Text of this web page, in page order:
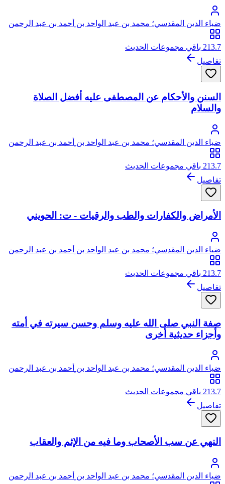
ضياء الدين المقدسي؛ محمد بن عبد الواحد بن أحمد بن عبد الرحمن
السعدي، المقدسي الأصل، الصالحي الحنبلي، أبو عبد الله، ضياء
الدين
213.7 باقي مجموعات الحديث
تفاصيل
السنن والأحكام عن المصطفى عليه أفضل الصلاة
والسلام
ضياء الدين المقدسي؛ محمد بن عبد الواحد بن أحمد بن عبد الرحمن
السعدي، المقدسي الأصل، الصالحي الحنبلي، أبو عبد الله، ضياء
الدين
213.7 باقي مجموعات الحديث
تفاصيل
الأمراض والكفارات والطب والرقيات - ت: الحويني
ضياء الدين المقدسي؛ محمد بن عبد الواحد بن أحمد بن عبد الرحمن
السعدي، المقدسي الأصل، الصالحي الحنبلي، أبو عبد الله، ضياء
الدين
213.7 باقي مجموعات الحديث
تفاصيل
صفة النبي صلى الله عليه وسلم وحسن سيرته في أمته
وأجزاء حديثية أخرى
ضياء الدين المقدسي؛ محمد بن عبد الواحد بن أحمد بن عبد الرحمن
السعدي، المقدسي الأصل، الصالحي الحنبلي، أبو عبد الله، ضياء
الدين
213.7 باقي مجموعات الحديث
تفاصيل
النهي عن سب الأصحاب وما فيه من الإثم والعقاب
ضياء الدين المقدسي؛ محمد بن عبد الواحد بن أحمد بن عبد الرحمن